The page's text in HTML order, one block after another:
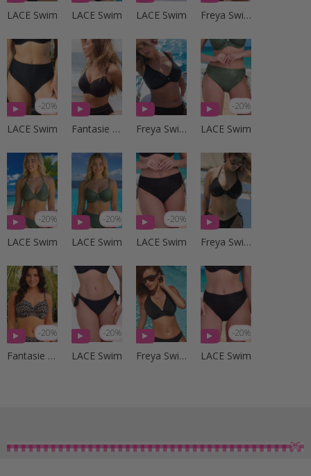
LACE Swim LACE Swim LACE Swim Freya Swim
-20%
LACE Swim Fantasie Swim Freya Swim
-20%
LACE Swim
-20%
LACE Swim
-20%
LACE Swim
-20%
LACE Swim Freya Swim
-20%
Fantasie Swim
-20%
LACE Swim Freya Swim
-20%
LACE Swim